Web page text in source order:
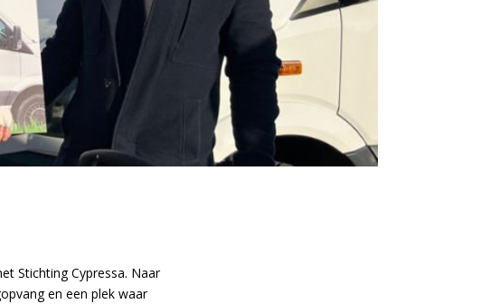
Stichting Cypressa. Naar
en een plek waar